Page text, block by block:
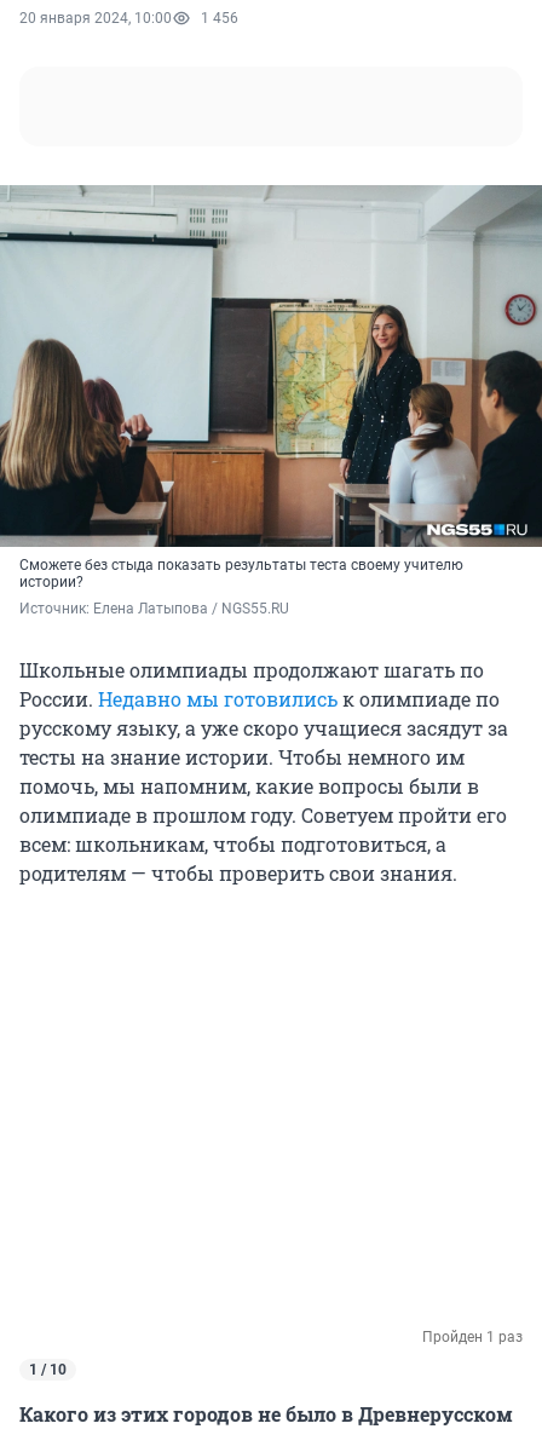
20 января 2024, 10:00 1 456
Сможете без стыда показать результаты теста своему учителю
истории?
Источник: Елена Латыпова / NGS55.RU
Школьные олимпиады продолжают шагать по
России. Недавно мы готовилиськ олимпиаде по
русскому языку, а уже скоро учащиеся засядут за
тесты на знание истории. Чтобы немного им
помочь, мы напомним, какие вопросы были в
олимпиаде в прошлом году. Советуем пройти его
всем: школьникам, чтобы подготовиться, а
родителям — чтобы проверить свои знания.
Пройден 1 раз
1 / 10
Какого из этих городов не было в Древнерусском